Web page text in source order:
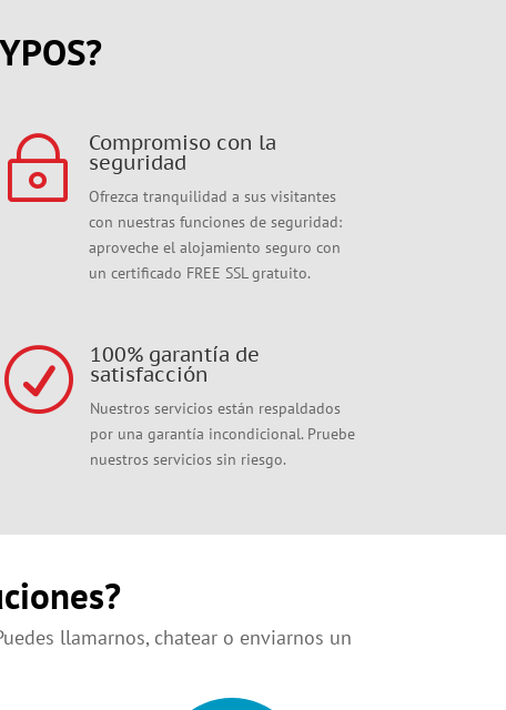
~ Compromiso con la
seguridad
Ofrezca tranquilidad a sus visitantes
con nuestras funciones de seguridad:
aproveche el alojamiento seguro con
un certificado FREE SSL gratuito.
R 100% garantía de
satisfacción
Nuestros servicios están respaldados
por una garantía incondicional. Pruebe
nuestros servicios sin riesgo.
llamarnos, chatear o enviarnos un